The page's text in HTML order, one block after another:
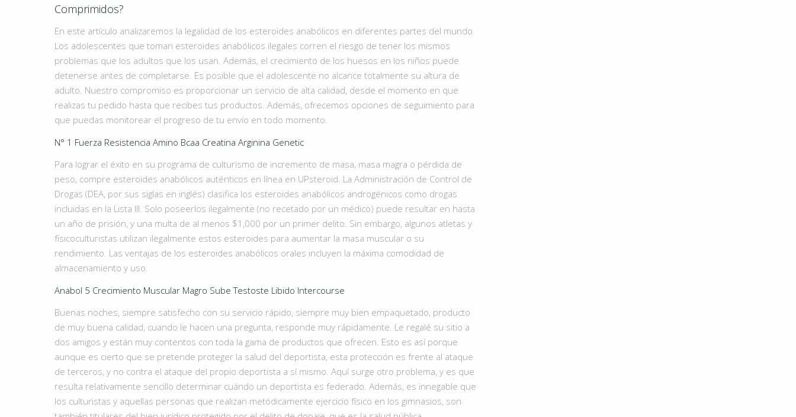
Comprimidos?
En este artículo analizaremos la legalidad de los esteroides anabólicos en diferentes partes del mundo.
Los adolescentes que toman esteroides anabólicos ilegales corren el riesgo de tener los mismos
problemas que los adultos que los usan. Además, el crecimiento de los huesos en los niños puede
detenerse antes de completarse. Es posible que el adolescente no alcance totalmente su altura de
adulto. Nuestro compromiso es proporcionar un servicio de alta calidad, desde el momento en que
realizas tu pedido hasta que recibes tus productos. Además, ofrecemos opciones de seguimiento para
que puedas monitorear el progreso de tu envío en todo momento.
N° 1 Fuerza Resistencia Amino Bcaa Creatina Arginina Genetic
Para lograr el éxito en su programa de culturismo de incremento de masa, masa magra o pérdida de
peso, compre esteroides anabólicos auténticos en línea en UPsteroid. La Administración de Control de
Drogas (DEA, por sus siglas en inglés) clasifica los esteroides anabólicos androgénicos como drogas
incluidas en la Lista III. Solo poseerlos ilegalmente (no recetado por un médico) puede resultar en hasta
un año de prisión, y una multa de al menos $1,000 por un primer delito. Sin embargo, algunos atletas y
físicoculturistas utilizan ilegalmente estos esteroides para aumentar la masa muscular o su
rendimiento. Las ventajas de los esteroides anabólicos orales incluyen la máxima comodidad de
almacenamiento y uso.
Anabol 5 Crecimiento Muscular Magro Sube Testoste Libido Intercourse
Buenas noches, siempre satisfecho con su servicio rápido, siempre muy bien empaquetado, producto
de muy buena calidad, cuando le hacen una pregunta, responde muy rápidamente. Le regalé su sitio a
dos amigos y están muy contentos con toda la gama de productos que ofrecen. Esto es así porque
aunque es cierto que se pretende proteger la salud del deportista, esta protección es frente al ataque
de terceros, y no contra el ataque del propio deportista a sí mismo. Aquí surge otro problema, y es que
resulta relativamente sencillo determinar cuándo un deportista es federado. Además, es innegable que
los culturistas y aquellas personas que realizan metódicamente ejercicio físico en los gimnasios, son